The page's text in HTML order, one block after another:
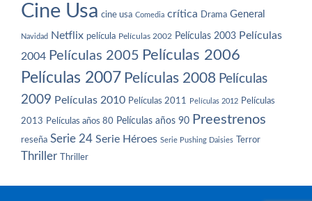
Cine Usa cine usa Comedia crítica Drama General
Navidad Netflix película Películas 2002 Películas 2003 Películas
2004 Películas 2005 Películas 2006
Películas 2007 Películas 2008 Películas
2009 Películas 2010 Películas 2011 Películas 2012 Películas
2013 Películas años 80 Películas años 90 Preestrenos
reseña Serie 24 Serie Héroes Serie Pushing Daisies Terror
Thriller Thriller